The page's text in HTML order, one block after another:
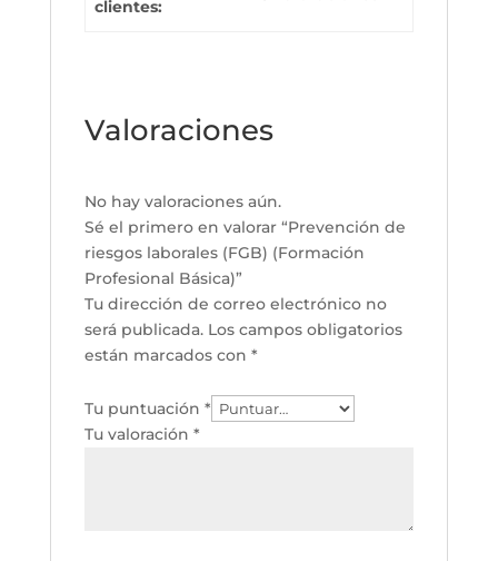
clientes:
Valoraciones
No hay valoraciones aún.
Sé el primero en valorar “Prevención de
riesgos laborales (FGB) (Formación
Profesional Básica)”
Tu dirección de correo electrónico no
será publicada. Los campos obligatorios
están marcados con *
Tu puntuación *
Tu valoración *